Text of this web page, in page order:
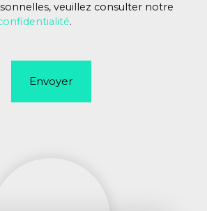
veuillez consulter notre
.
Envoyer